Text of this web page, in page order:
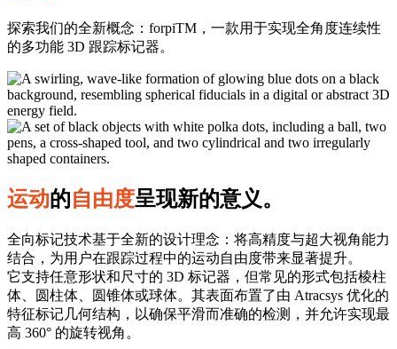
探索我们的全新概念：forpiTM，一款用于实现全角度连续性
的多功能 3D 跟踪标记器。
运动的自由度呈现新的意义。
全向标记技术基于全新的设计理念：将高精度与超大视角能力
结合，为用户在跟踪过程中的运动自由度带来显著提升。
它支持任意形状和尺寸的 3D 标记器，但常见的形式包括棱柱
体、圆柱体、圆锥体或球体。其表面布置了由 Atracsys 优化的
特征标记几何结构，以确保平滑而准确的检测，并允许实现最
高 360° 的旋转视角。